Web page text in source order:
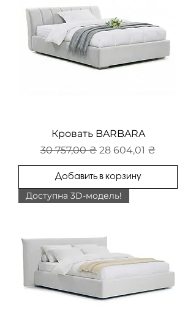
Кровать BARBARA
Обычная цена
30 757,00 ₴ Цена со скидкой
28 604,01 ₴
Добавить в корзину
Доступна 3D-модель!